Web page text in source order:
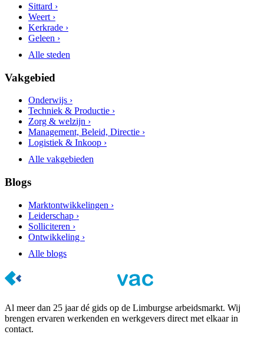
Sittard ›
Weert ›
Kerkrade ›
Geleen ›
Alle steden
Vakgebied
Onderwijs ›
Techniek & Productie ›
Zorg & welzijn ›
Management, Beleid, Directie ›
Logistiek & Inkoop ›
Alle vakgebieden
Blogs
Marktontwikkelingen ›
Leiderschap ›
Solliciteren ›
Ontwikkeling ›
Alle blogs
Al meer dan 25 jaar dé gids op de Limburgse arbeidsmarkt. Wij
brengen ervaren werkenden en werkgevers direct met elkaar in
contact.